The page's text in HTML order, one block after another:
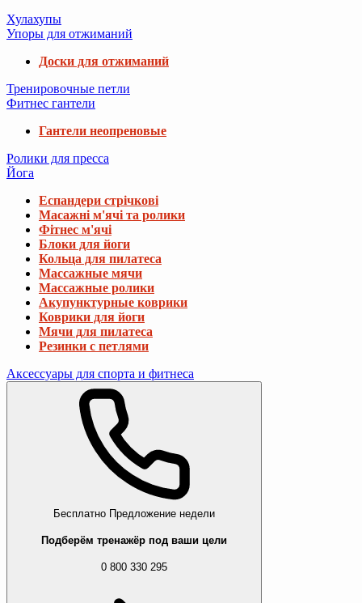
Хулахупы
Упоры для отжиманий
Доски для отжиманий
Тренировочные петли
Фитнес гантели
Гантели неопреновые
Ролики для пресса
Йога
Еспандери стрічкові
Масажні м'ячі та ролики
Фітнес м'ячі
Блоки для йоги
Кольца для пилатеса
Массажные мячи
Массажные ролики
Акупунктурные коврики
Коврики для йоги
Мячи для пилатеса
Резинки с петлями
Аксессуары для спорта и фитнеса
Бесплатно Предложение недели
Подберём тренажёр под ваши цели
0 800 330 295